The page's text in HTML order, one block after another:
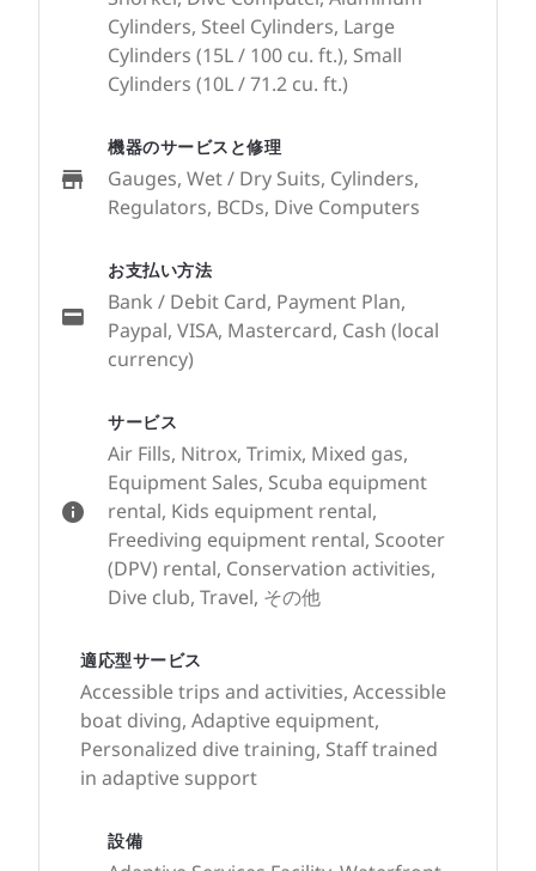
サービス
Air Fills, Nitrox, Trimix, Mixed gas,
Equipment Sales, Scuba equipment
rental, Kids equipment rental,
Freediving equipment rental, Scooter
(DPV) rental, Conservation activities,
Dive club, Travel, その他
適応型サービス
Accessible trips and activities, Accessible
boat diving, Adaptive equipment,
Personalized dive training, Staff trained
in adaptive support
設備
Cylinders, Steel Cylinders, Large
Cylinders (15L / 100 cu. ft.), Small
Cylinders (10L / 71.2 cu. ft.)
機器のサービスと修理
Gauges, Wet / Dry Suits, Cylinders,
Regulators, BCDs, Dive Computers
お支払い方法
Bank / Debit Card, Payment Plan,
Paypal, VISA, Mastercard, Cash (local
currency)